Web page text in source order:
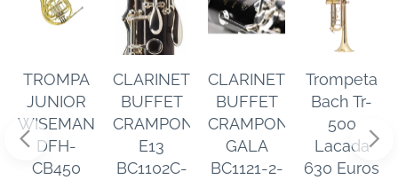
TROMPA
JUNIOR
WISEMANN
DFH-
CB450
CLARINETE
BUFFET
CRAMPON
E13
BC1102C-
CLARINETE
BUFFET
CRAMPON
GALA
BC1121-2-
Trompeta
Bach Tr-
500
Lacada
630 Euros